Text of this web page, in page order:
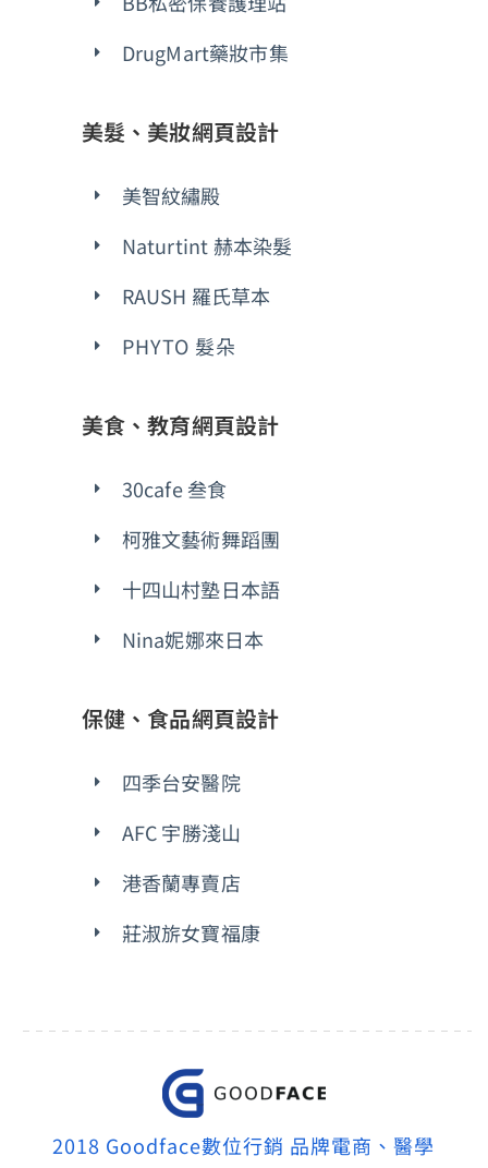
DrugMart藥妝市集
美髮、美妝網頁設計
美智紋繡殿
Naturtint 赫本染髮
RAUSH 羅氏草本
PHYTO 髮朵
美食、教育網頁設計
30cafe 叁食
柯雅文藝術舞蹈團
十四山村塾日本語
Nina妮娜來日本
保健、食品網頁設計
四季台安醫院
AFC 宇勝淺山
港香蘭專賣店
莊淑旂女寶福康
2018 Goodface數位行銷 品牌電商、醫學